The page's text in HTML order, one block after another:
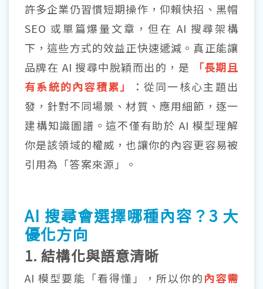
許多企業仍習慣短期操作，仰賴快招、黑帽
SEO 或單篇爆量文章，但在 AI 搜尋架構
下，這些方式的效益正快速遞減。真正能讓
品牌在 AI 搜尋中脫穎而出的，是
「長期且
有系統的內容積累」
：從同一核心主題出
發，針對不同場景、材質、應用細節，逐一
建構知識圖譜。這不僅有助於 AI 模型理解
你是該領域的權威，也讓你的內容更容易被
引用為「答案來源」。
AI 搜尋會選擇哪種內容？3 大
優化方向
1. 結構化與語意清晰
AI 模型要能「看得懂」，所以你的內容需